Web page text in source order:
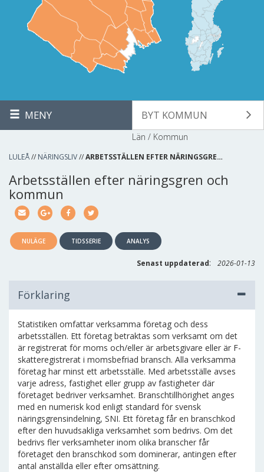
MENY BYT KOMMUN
Län / Kommun
LULEÅ// NÄRINGSLIV//ARBETSSTÄLLEN EFTER NÄRINGSGRE…
Arbetsställen efter näringsgren och
kommun
NULÄGE TIDSSERIE ANALYS
Senast uppdaterad: 2026-01-13
Förklaring
Statistiken omfattar verksamma företag och dess
arbetsställen. Ett företag betraktas som verksamt om det
är registrerat för moms och/eller är arbetsgivare eller är F-
skatteregistrerat i momsbefriad bransch. Alla verksamma
företag har minst ett arbetsställe. Med arbetsställe avses
varje adress, fastighet eller grupp av fastigheter där
företaget bedriver verksamhet. Branschtillhörighet anges
med en numerisk kod enligt standard för svensk
näringsgrensindelning, SNI. Ett företag får en branschkod
efter den huvudsakliga verksamhet som bedrivs. Om det
bedrivs fler verksamheter inom olika branscher får
företaget den branschkod som dominerar, antingen efter
antal anställda eller efter omsättning.